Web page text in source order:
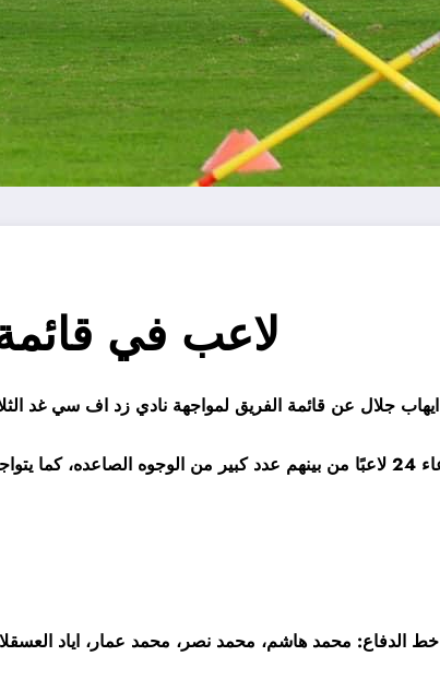
24 لاعب في
خط الدفاع: محمد هاشم، محمد نصر، محمد عمار، اياد